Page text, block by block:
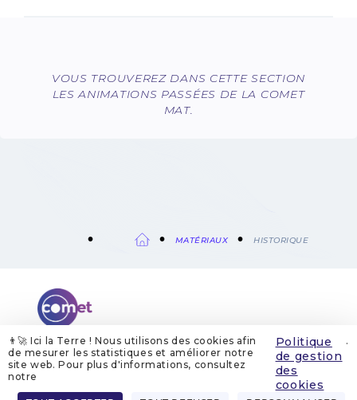
👨‍🚀 Ici la Terre ! Nous utilisons des cookies afin
de mesurer les statistiques et améliorer notre
site web. Pour plus d'informations, consultez
notre
Politique
de gestion
des
cookies
.
VOUS TROUVEREZ DANS CETTE SECTION
LES ANIMATIONS PASSÉES DE LA COMET
MAT.
FIL
MATÉRIAUX HISTORIQUE
Menu
QUI SOMMES-NOUS
MENTIONS LÉGALES
GESTION DES COOKIES
POLITIQUE DE GESTION DES COOKIES